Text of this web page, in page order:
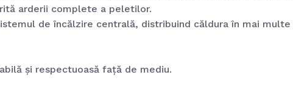
arderii complete a peletilor.
de încălzire centrală, distribuind căldura în mai multe
și respectuoasă față de mediu.